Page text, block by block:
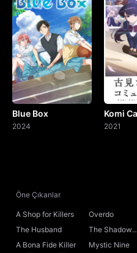
17. Bölüm
18. Bölüm
19. Bölüm
20. Bölüm
23. Bölüm
24. Bölüm
Blue Box
2024
Komi
2021
Öne Çıkanlar
A Shop for Killers Overdo
The Husband
The Shadow
Sovereign
A Bona Fide Killer Mystic Nine